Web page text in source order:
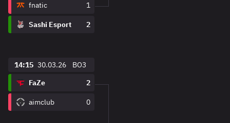
fnatic
1
Sashi Esport 2
14:15 30.03.26
BO3
FaZe
2
aimclub 0